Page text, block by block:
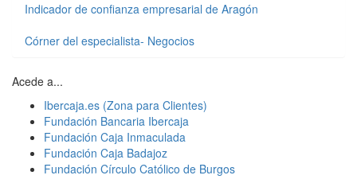
Indicador de confianza empresarial de Aragón
Córner del especialista- Negocios
Acede a...
Ibercaja.es (Zona para Clientes)
Fundación Bancaria Ibercaja
Fundación Caja Inmaculada
Fundación Caja Badajoz
Fundación Círculo Católico de Burgos